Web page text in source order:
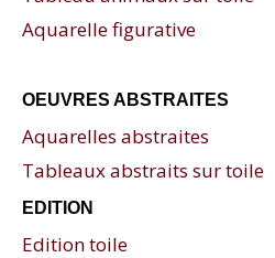
Aquarelle figurative
OEUVRES ABSTRAITES
Aquarelles abstraites
Tableaux abstraits sur toile
EDITION
Edition toile